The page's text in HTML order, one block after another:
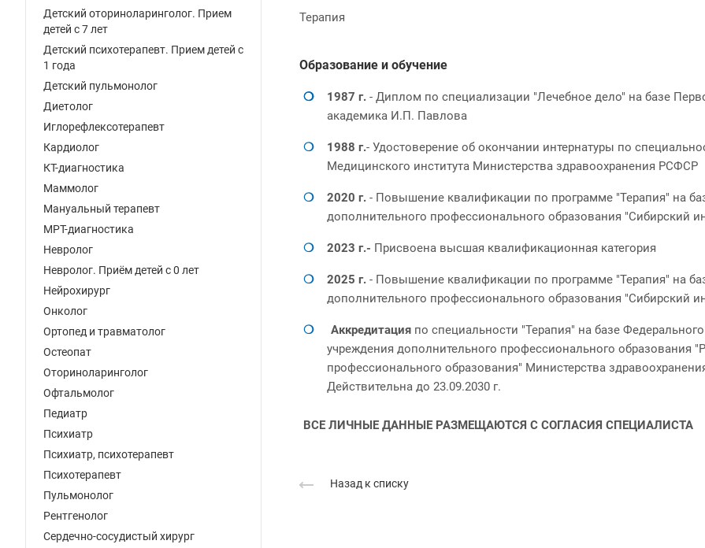
Терапия
Образование и обучение
1987 г. - Диплом по специализации "Лечебное дело" на базе
академика И.П. Павлова
1988 г.- Удостоверение об окончании интернатуры по
Медицинского института Министерства здравоохранения РСФСР
2020 г. - Повышение квалификации по программе "Терапия" на
дополнительного профессионального образования "Сибирский
2023 г.- Присвоена высшая квалификационная категория
2025 г. - Повышение квалификации по программе "Терапия" на
дополнительного профессионального образования "Сибирский
Аккредитация по специальности "Терапия" на базе
учреждения дополнительного профессионального образования
профессионального образования" Министерства
Действительна до 23.09.2030 г.
ВСЕ ЛИЧНЫЕ ДАННЫЕ РАЗМЕЩАЮТСЯ С СОГЛАСИЯ СПЕЦИАЛИСТА
Назад к списку
Детский оториноларинголог. Прием
детей с 7 лет
Детский психотерапевт. Прием детей с
1 года
Детский пульмонолог
Диетолог
Иглорефлексотерапевт
Кардиолог
КТ-диагностика
Маммолог
Мануальный терапевт
МРТ-диагностика
Невролог
Невролог. Приём детей с 0 лет
Нейрохирург
Онколог
Ортопед и травматолог
Остеопат
Оториноларинголог
Офтальмолог
Педиатр
Психиатр
Психиатр, психотерапевт
Психотерапевт
Пульмонолог
Рентгенолог
Сердечно-сосудистый хирург